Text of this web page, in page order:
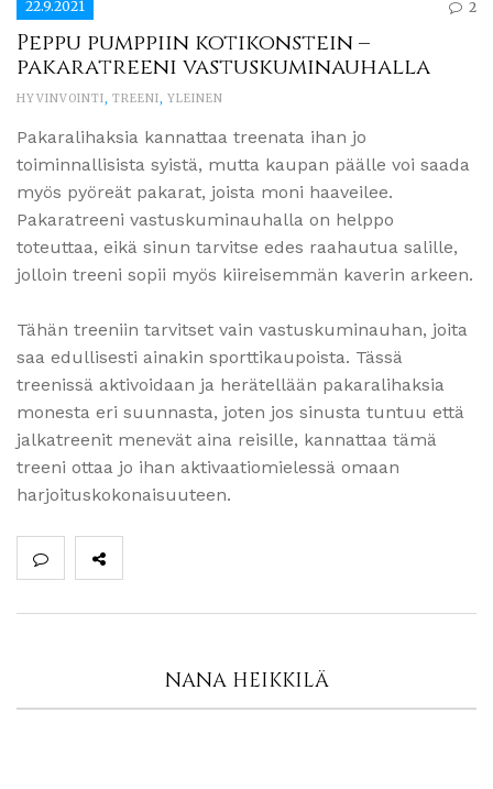
22.9.2021 2
Peppu pumppiin kotikonstein –
pakaratreeni vastuskuminauhalla
HYVINVOINTI TREENI YLEINEN
Pakaralihaksia kannattaa treenata ihan jo
toiminnallisista syistä, mutta kaupan päälle voi saada
myös pyöreät pakarat, joista moni haaveilee.
Pakaratreeni vastuskuminauhalla on helppo
toteuttaa, eikä sinun tarvitse edes raahautua salille,
jolloin treeni sopii myös kiireisemmän kaverin arkeen.
Tähän treeniin tarvitset vain vastuskuminauhan, joita
saa edullisesti ainakin sporttikaupoista. Tässä
treenissä aktivoidaan ja herätellään pakaralihaksia
monesta eri suunnasta, joten jos sinusta tuntuu että
jalkatreenit menevät aina reisille, kannattaa tämä
treeni ottaa jo ihan aktivaatiomielessä omaan
harjoituskokonaisuuteen.
NANA HEIKKILÄ